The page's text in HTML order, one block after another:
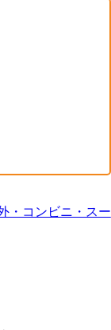
・コンビニ・スー